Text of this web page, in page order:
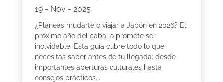
19 - Nov - 2025
¿Planeas mudarte o viajar a Japón en 2026? El
próximo año del caballo promete ser
inolvidable. Esta guía cubre todo lo que
necesitas saber antes de tu llegada: desde
importantes aperturas culturales hasta
consejos prácticos...